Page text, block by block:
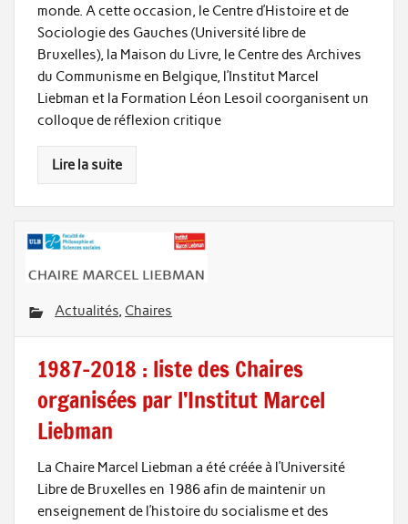
monde. A cette occasion, le Centre d’Histoire et de
Sociologie des Gauches (Université libre de
Bruxelles), la Maison du Livre, le Centre des Archives
du Communisme en Belgique, l’Institut Marcel
Liebman et la Formation Léon Lesoil coorganisent un
colloque de réflexion critique
Lire la suite
Actualités, Chaires
1987-2018 : liste des Chaires
organisées par l’Institut Marcel
Liebman
La Chaire Marcel Liebman a été créée à l’Université
Libre de Bruxelles en 1986 afin de maintenir un
enseignement de l’histoire du socialisme et des